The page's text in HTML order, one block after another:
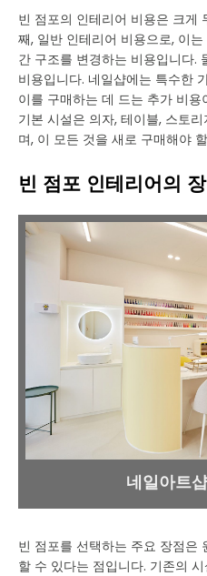
빈 점포의 인테리어 비용은 크게
째, 일반 인테리어 비용으로, 이
간 구조를 변경하는 비용입니다.
비용입니다. 네일샵에는 특수한
이를 구매하는 데 드는 추가 비
기본 시설은 의자, 테이블, 스토
며, 이 모든 것을 새로 구매해야
빈 점포 인테리어의
네일아트
빈 점포를 선택하는 주요 장점은
할 수 있다는 점입니다. 기존의